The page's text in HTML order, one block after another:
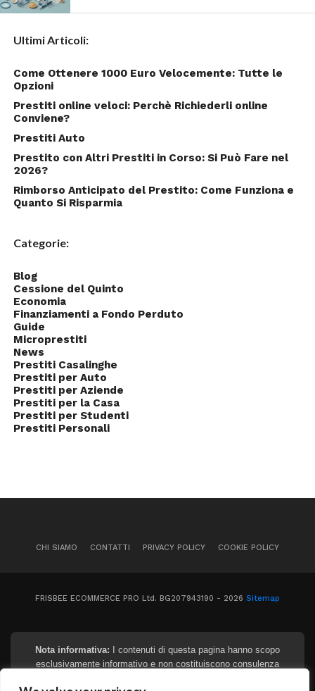
Ultimi Articoli:
Come Ottenere 1000 Euro Velocemente: Tutte le
Opzioni
Prestiti online veloci: Perchè Richiederli online
Conviene?
Prestiti Auto
Prestito con Altri Prestiti in Corso: Si Può Fare nel
2026?
Rimborso Anticipato del Prestito: Come Funziona e
Quanto Si Risparmia
Categorie:
Blog
Cessione del Quinto
Economia
Finanziamenti a Fondo Perduto
Guide
Microprestiti
News
Prestiti Casalinghe
Prestiti per Auto
Prestiti per Aziende
Prestiti per la Casa
Prestiti per Studenti
Prestiti Personali
CHI SIAMO CONTATTI PRIVACY POLICY COOKIE POLICY
FRISBEE ECOMMERCE PRO Ltd. BG207943190 - 2026 Sitemap
Nota informativa: I contenuti di questa pagina hanno scopo
esclusivamente informativo e non costituiscono consulenza